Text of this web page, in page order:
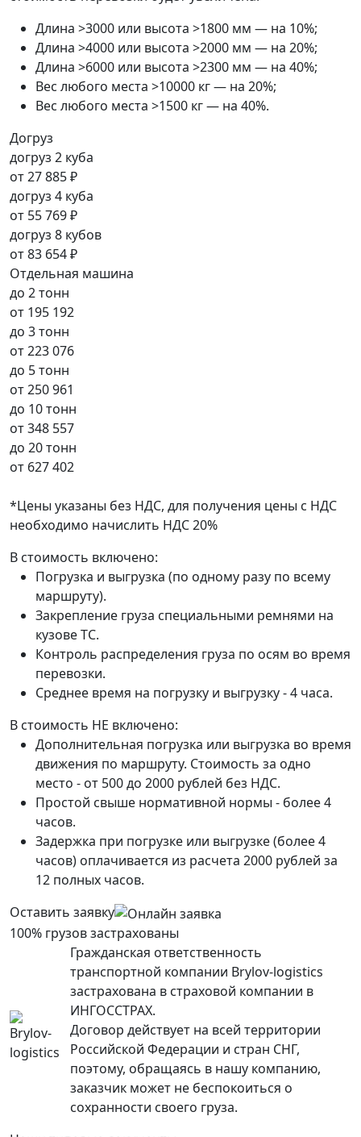
Длина >3000 или высота >1800 мм — на 10%;
Длина >4000 или высота >2000 мм — на 20%;
Длина >6000 или высота >2300 мм — на 40%;
Вес любого места >10000 кг — на 20%;
Вес любого места >1500 кг — на 40%.
Догруз
догруз 2 куба
от27 885 ₽
догруз 4 куба
от 55 769 ₽
догруз 8 кубов
от83 654 ₽
Отдельная машина
до 2 тонн
от 195 192
до 3 тонн
от223 076
до 5 тонн
от250 961
до 10 тонн
от348 557
до 20 тонн
от 627 402
*Цены указаны без НДС, для получения цены с НДС
необходимо начислить НДС 20%
В стоимость включено:
Погрузка и выгрузка (по одному разу по всему
маршруту).
Закрепление груза специальными ремнями на
кузове ТС.
Контроль распределения груза по осям во время
перевозки.
Среднее время на погрузку и выгрузку - 4 часа.
В стоимость НЕ включено:
Дополнительная погрузка или выгрузка во время
движения по маршруту. Стоимость за одно
место - от 500 до 2000 рублей без НДС.
Простой свыше нормативной нормы - более 4
часов.
Задержка при погрузке или выгрузке (более 4
часов) оплачивается из расчета 2000 рублей за
12 полных часов.
Оставить заявку
100% грузов застрахованы
Гражданская ответственность
транспортной компании Brylov-logistics
застрахована в страховой компании в
ИНГОСCТРАХ.
Договор действует на всей территории
Российской Федерации и стран СНГ,
поэтому, обращаясь в нашу компанию,
заказчик может не беспокоиться о
сохранности своего груза.